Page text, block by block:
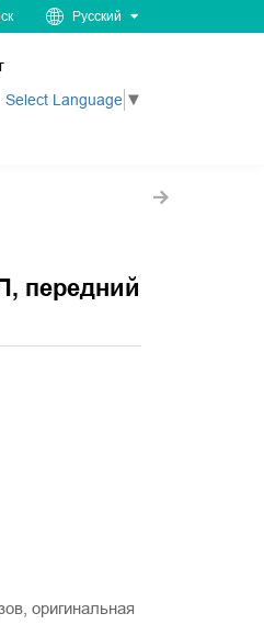
Русский
Select Language ▼
передний
оригинальная